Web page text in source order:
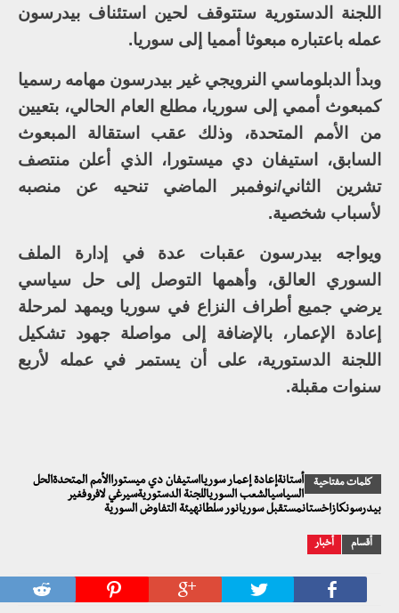
اللجنة الدستورية ستتوقف لحين استئناف بيدرسون
عمله باعتباره مبعوثا أمميا إلى سوريا.
وبدأ الدبلوماسي النرويجي غير بيدرسون مهامه رسميا
كمبعوث أممي إلى سوريا، مطلع العام الحالي، بتعيين
من الأمم المتحدة، وذلك عقب استقالة المبعوث
السابق، استيفان دي ميستورا، الذي أعلن منتصف
تشرين الثاني/نوفمبر الماضي تنحيه عن منصبه
لأسباب شخصية.
ويواجه بيدرسون عقبات عدة في إدارة الملف
السوري العالق، وأهمها التوصل إلى حل سياسي
يرضي جميع أطراف النزاع في سوريا ويمهد لمرحلة
إعادة الإعمار، بالإضافة إلى مواصلة جهود تشكيل
اللجنة الدستورية، على أن يستمر في عمله لأربع
سنوات مقبلة.
كلمات مفتاحية
أستانةإعادة إعمار سوريااستيفان دي ميستوراالأمم المتحدةالحل
السياسيالشعب السورياللجنة الدستوريةسيرغي لافروفغير
بيدرسونكازاخستانمستقبل سوريانور سلطانهيئة التفاوض السورية
أقسام أخبار